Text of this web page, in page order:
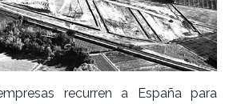
recurren a España para